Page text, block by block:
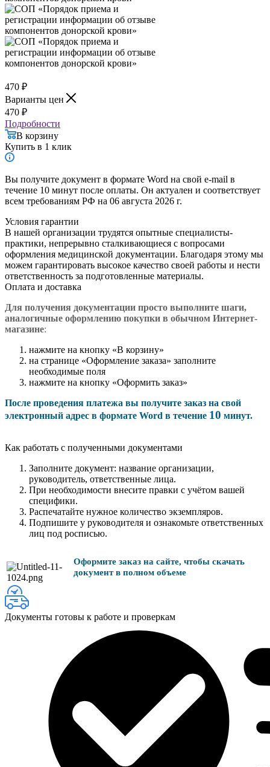
470 ₽
Варианты цен
470 ₽
Подробности
В корзину
Купить в 1 клик
Вы получите документ в формате Word на свой e-mail в
течение 10 минут после оплаты. Он актуален и соответствует
всем требованиям РФ на 06 августа 2026 г.
Условия гарантии
В нашей организации трудятся опытные специалисты-
практики, непрерывно сталкивающиеся с вопросами
оформления медицинской документации. Благодаря этому мы
можем гарантировать высокое качество своей работы и нести
ответственность за подготовленные материалы.
Оплата и доставка
Для получения документации просто выполните шаги,
аналогичные оформлению покупки в обычном Интернет-
магазине:
нажмите на кнопку «В корзину»
на странице «Оформление заказа» заполните
необходимые поля
нажмите на кнопку «Оформить заказ»
После проведения платежа вы получите заказ на свой
электронный адрес в формате Word в течение 10 минут.
Как работать с полученными документами
Заполните документ: название организации,
руководитель, ответственные лица.
При необходимости внесите правки с учётом вашей
специфики.
Распечатайте нужное количество экземпляров.
Подпишите у руководителя и ознакомьте ответственных
лиц под росписью.
Оформите заказ на сайте, чтобы скачать
документ в полном объеме
Документы готовы к работе и проверкам